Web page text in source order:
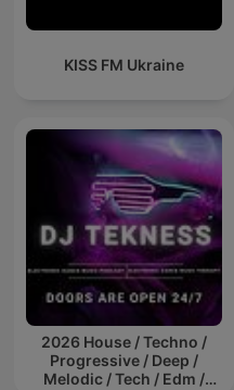
KISS FM Ukraine
2026 House / Techno /
Progressive / Deep /
Melodic / Tech / Edm /